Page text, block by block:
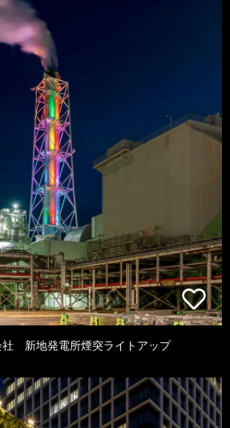
社 新地発電所煙突ライトアップ